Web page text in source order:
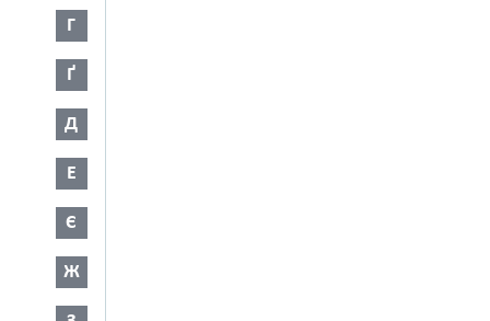
Г
Ґ
Д
Е
Є
Ж